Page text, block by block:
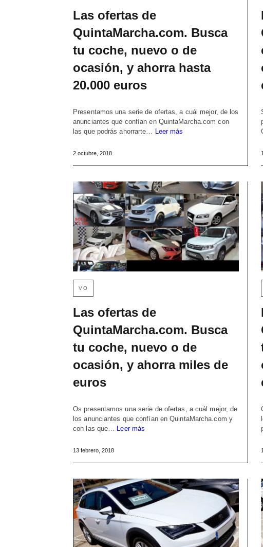
Las ofertas de
QuintaMarcha.com. Busca
tu coche, nuevo o de
ocasión, y ahorra hasta
20.000 euros
Presentamos una serie de ofertas, a cuál mejor, de los
anunciantes que confían en QuintaMarcha.com con
las que podrás ahorrarte…
Leer más
2 octubre, 2018
VO
Las ofertas de
QuintaMarcha.com. Busca
tu coche, nuevo o de
ocasión, y ahorra miles de
euros
Os presentamos una serie de ofertas, a cuál mejor, de
los anunciantes que confían en QuintaMarcha.com y
con las que… Leer más
13 febrero, 2018